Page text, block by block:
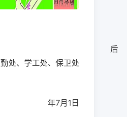
后
勤处、学工处、保卫处
年7月 1 日